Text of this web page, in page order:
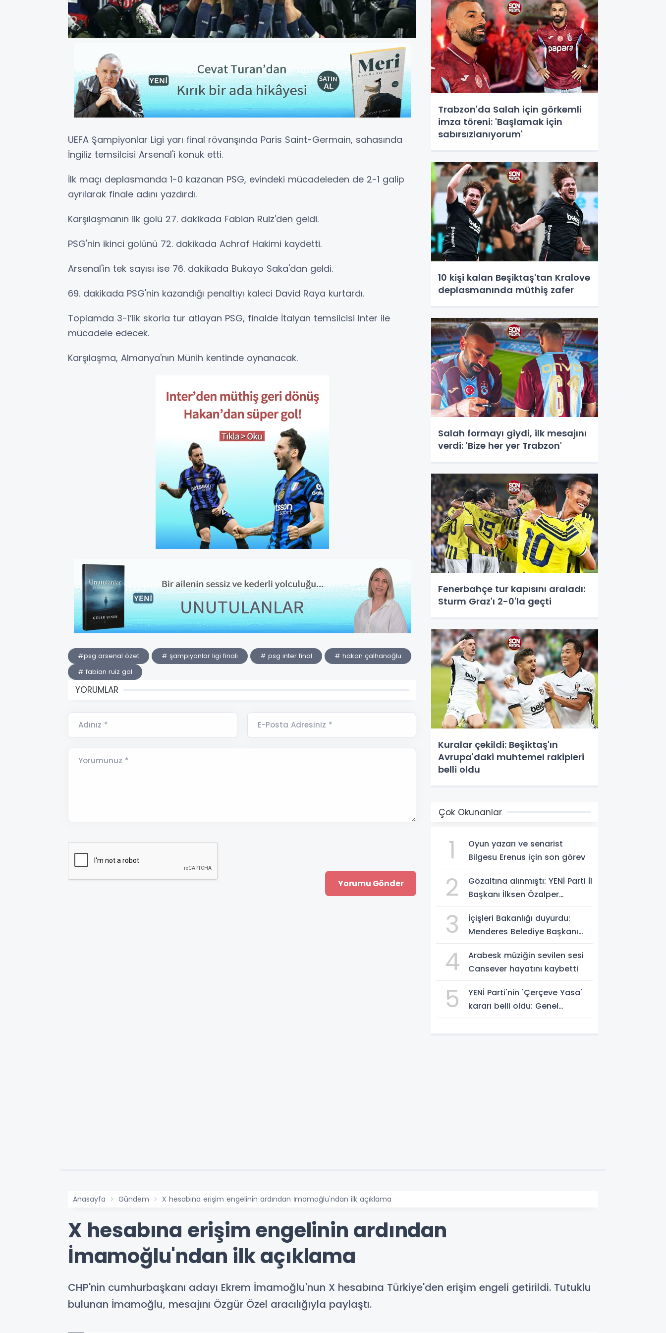
UEFA Şampiyonlar Ligi yarı final rövanşında Paris Saint-Germain, sahasında
İngiliz temsilcisi Arsenal'i konuk etti.
İlk maçı deplasmanda 1-0 kazanan PSG, evindeki mücadeleden de 2-1 galip
ayrılarak finale adını yazdırdı.
Karşılaşmanın ilk golü 27. dakikada Fabian Ruiz'den geldi.
PSG'nin ikinci golünü 72. dakikada Achraf Hakimi kaydetti.
Arsenal'in tek sayısı ise 76. dakikada Bukayo Saka'dan geldi.
69. dakikada PSG'nin kazandığı penaltıyı kaleci David Raya kurtardı.
Toplamda 3-1’lik skorla tur atlayan PSG, finalde İtalyan temsilcisi Inter ile
mücadele edecek.
Karşılaşma, Almanya'nın Münih kentinde oynanacak.
#psg arsenal özet # şampiyonlar ligi finali # psg inter final
# hakan çalhanoğlu
# fabian ruiz gol
YORUMLAR
Adınız * E-Posta Adresiniz *
Yorumunuz *
Trabzon'da Salah için görkemli
imza töreni: 'Başlamak için
sabırsızlanıyorum'
10 kişi kalan Beşiktaş'tan Kralove
deplasmanında müthiş zafer
Salah formayı giydi, ilk mesajını
verdi: 'Bize her yer Trabzon'
Fenerbahçe tur kapısını araladı:
Sturm Graz'ı 2-0'la geçti
Kuralar çekildi: Beşiktaş'ın
Avrupa'daki muhtemel rakipleri
belli oldu
Çok Okunanlar
1
Oyun yazarı ve senarist
Bilgesu Erenus için son görev
2
Gözaltına alınmıştı: YENİ Parti İl
Başkanı İlksen Özalper
3
İçişleri Bakanlığı duyurdu:
Menderes Belediye Başkanı
4
Arabesk müziğin sevilen sesi
Cansever hayatını kaybetti
5
YENİ Parti'nin 'Çerçeve Yasa'
kararı belli oldu: Genel
Anasayfa Gündem X hesabına erişim engelinin ardından İmamoğlu'ndan ilk açıklama
X hesabına erişim engelinin ardından
İmamoğlu'ndan ilk açıklama
CHP'nin cumhurbaşkanı adayı Ekrem İmamoğlu'nun X hesabına Türkiye'den erişim engeli getirildi. Tutuklu
bulunan İmamoğlu, mesajını Özgür Özel aracılığıyla paylaştı.